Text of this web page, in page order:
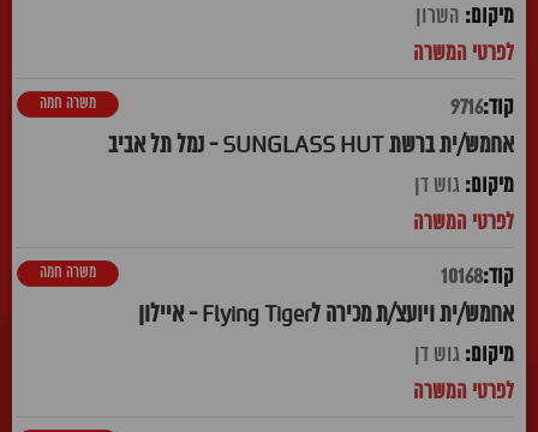
השרון
9716
אחמש/ית ברשת SUNGLASS HUT - נמל תל אביב
משרה חמה
גוש דן
10168
אחמש/ית ויועצ/ת מכירה לFlying Tiger - איילון
משרה חמה
גוש דן